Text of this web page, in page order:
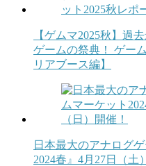
【ゲムマ2025秋】過
ゲームの祭典！ ゲー
リアブース編】
日本最大のアナログ
2024春』4月27日（土